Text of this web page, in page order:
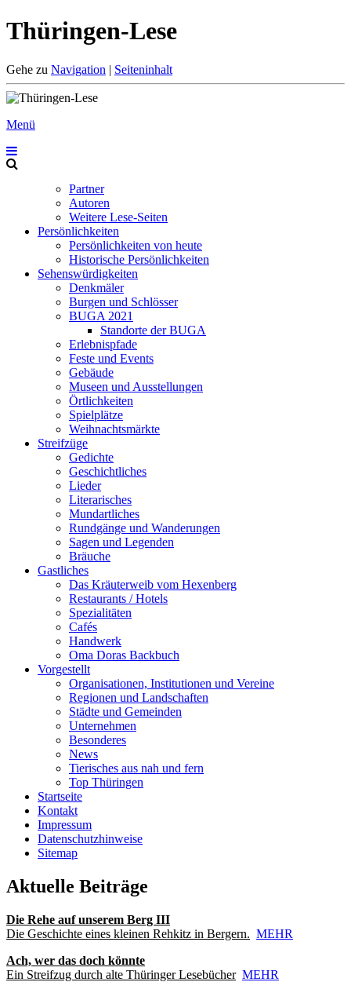
Thüringen-Lese
Gehe zu Navigation | Seiteninhalt
Menü
Partner
Autoren
Weitere Lese-Seiten
Persönlichkeiten
Persönlichkeiten von heute
Historische Persönlichkeiten
Sehenswürdigkeiten
Denkmäler
Burgen und Schlösser
BUGA 2021
Standorte der BUGA
Erlebnispfade
Feste und Events
Gebäude
Museen und Ausstellungen
Örtlichkeiten
Spielplätze
Weihnachtsmärkte
Streifzüge
Gedichte
Geschichtliches
Lieder
Literarisches
Mundartliches
Rundgänge und Wanderungen
Sagen und Legenden
Bräuche
Gastliches
Das Kräuterweib vom Hexenberg
Restaurants / Hotels
Spezialitäten
Cafés
Handwerk
Oma Doras Backbuch
Vorgestellt
Organisationen, Institutionen und Vereine
Regionen und Landschaften
Städte und Gemeinden
Unternehmen
Besonderes
News
Tierisches aus nah und fern
Top Thüringen
Startseite
Kontakt
Impressum
Datenschutzhinweise
Sitemap
Aktuelle Beiträge
Die Rehe auf unserem Berg III
Die Geschichte eines kleinen Rehkitz in Bergern. MEHR
Ach, wer das doch könnte
Ein Streifzug durch alte Thüringer Lesebücher MEHR